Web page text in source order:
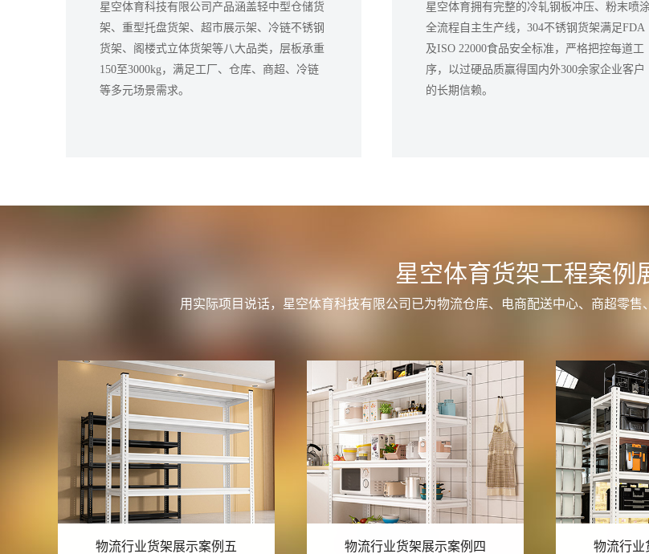
星空体育科技有限公司产品涵盖轻中型仓储货
架、重型托盘货架、超市展示架、冷链不锈钢
货架、阁楼式立体货架等八大品类，层板承重
150至3000kg，满足工厂、仓库、商超、冷链
等多元场景需求。
星空体育拥有完整的冷轧钢板冲压、粉末喷
全流程自主生产线，304不锈钢货架满足FDA
及ISO 22000食品安全标准，严格把控每道工
序，以过硬品质赢得国内外300余家企业客户
的长期信赖。
星空体育货架工程案例
用实际项目说话，星空体育科技有限公司已为物流仓库、电商配送中心、商超零
物流行业货架展示案例四 物流行业货架展示案例三 物流行业